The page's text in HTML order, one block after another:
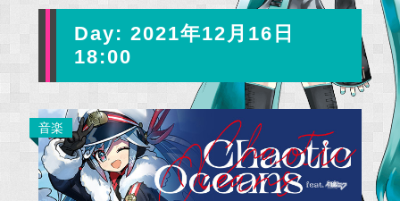
Day: 2021年12月16日
18:00
音楽